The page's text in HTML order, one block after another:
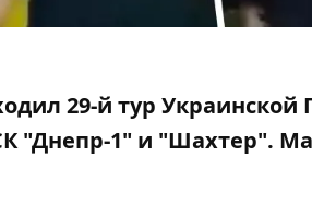
29-й тур
"Днепр-1" и "Шахтер".